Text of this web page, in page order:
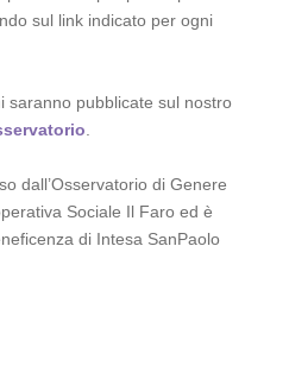
sul link indicato per ogni
saranno pubblicate sul nostro
dall’Osservatorio di Genere
Sociale Il Faro ed è
di Intesa SanPaolo